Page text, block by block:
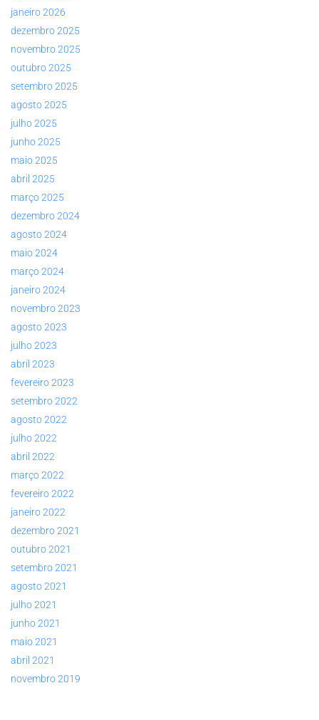
janeiro 2026
dezembro 2025
novembro 2025
outubro 2025
setembro 2025
agosto 2025
julho 2025
junho 2025
maio 2025
abril 2025
março 2025
dezembro 2024
agosto 2024
maio 2024
março 2024
janeiro 2024
novembro 2023
agosto 2023
julho 2023
abril 2023
fevereiro 2023
setembro 2022
agosto 2022
julho 2022
abril 2022
março 2022
fevereiro 2022
janeiro 2022
dezembro 2021
outubro 2021
setembro 2021
agosto 2021
julho 2021
junho 2021
maio 2021
abril 2021
novembro 2019